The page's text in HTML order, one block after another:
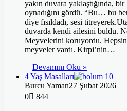
yakın duvara yaklaştığında,
oynadığını gördü. “Bu… bu
diye fısıldadı, sesi
duvarda kendi ailesini buldu.
Meyvelerini koruyordu.
meyveler vardı. Kirpi’nin…
Devamını Oku »
4 Yaş Masalları
Burcu Yaman27 Şubat 2026
0
844